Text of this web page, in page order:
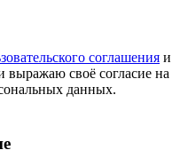
соглашения и
выражаю своё согласие на
данных.